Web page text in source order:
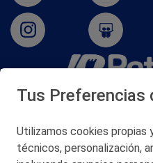
San Martín 5-
© 2026
Tus Preferencias
Utilizamos cookies propias
técnicos, personalización,